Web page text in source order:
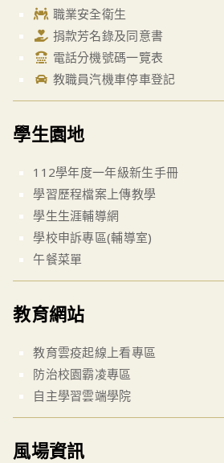
職業安全衛生
捐款芳名錄及同意書
電話分機號碼一覽表
教職員汽機車停車登記
學生園地
112學年度一年級新生手冊
學習歷程檔案上傳教學
學生生涯輔導網
學校申訴專區(輔導室)
午餐菜單
教育網站
教育雲疫起線上看專區
防治校園霸凌專區
自主學習雲端學院
風場資訊